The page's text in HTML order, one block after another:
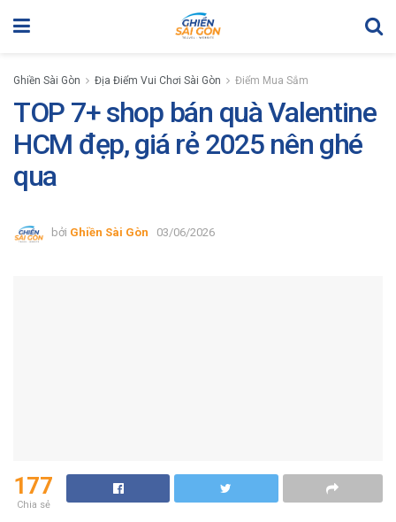
Ghiền Sài Gòn Địa Điểm Vui Chơi Sài Gòn Điểm Mua Sắm
TOP 7+ shop bán quà Valentine
HCM đẹp, giá rẻ 2025 nên ghé
qua
bởi Ghiền Sài Gòn 03/06/2026
177
Chia sẻ